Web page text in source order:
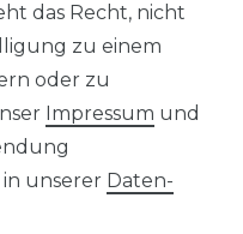
mit
das Recht, nicht
zu einem
oder zu
Impressum und
unserer Daten­